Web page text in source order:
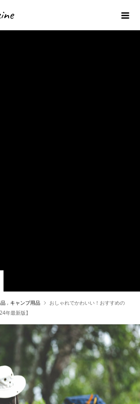
, キャンプ用品
おしゃれでかわいい！おすすめの
年最新版】